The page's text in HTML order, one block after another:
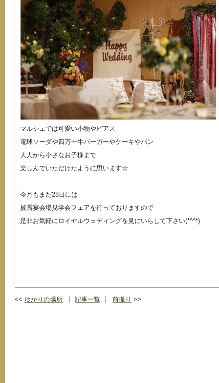
マルシェでは可愛い小物やピアス
電球ソーダや四万十牛バーガーやケーキやパン
大人から小さなお子様まで
楽しんでいただけたように思います☆
今月もまだ28日には
披露宴会場見学会フェアを行っておりますので
是非お気軽にロイヤルウェディングを見にいらして下さい(*^^*)
ゆかりの場所 記事一覧 前撮り